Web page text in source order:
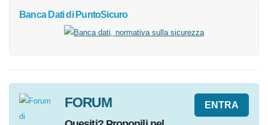
di PuntoSicuro